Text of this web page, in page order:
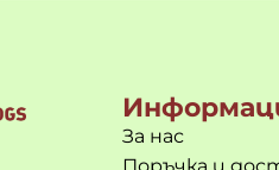
За нас
Поръчка и